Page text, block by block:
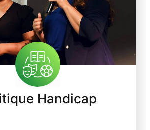
Handicap